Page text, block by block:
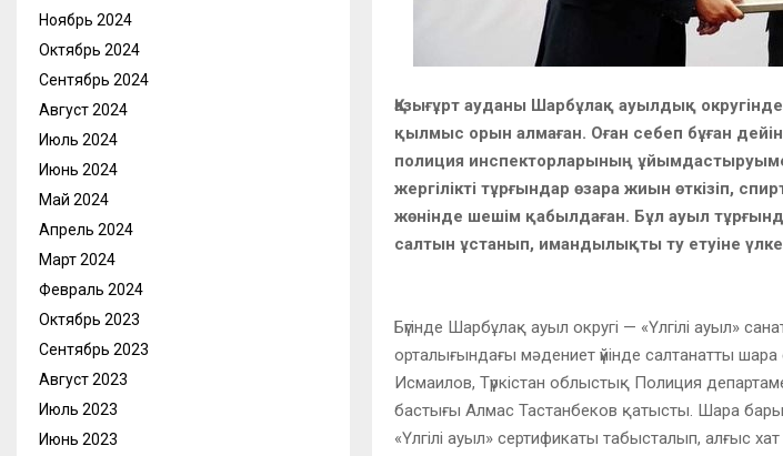
Қазығұрт ауданы Шарбұлақ ауылдық
қылмыс орын алмаған. Оған себеп бұған дейін
полиция инспекторларының
жергілікті тұрғындар өзара жиын өткізіп,
жөнінде шешім қабылдаған. Бұл ауыл
салтын ұстанып, имандылықты ту етуіне
Бүгінде Шарбұлақ ауыл округі — «Үлгілі ауыл»
орталығындағы мәдениет үйінде салтанатты шара
Исмаилов, Түркістан облыстық Полиция
бастығы Алмас Тастанбеков қатысты. Шара
«Үлгілі ауыл» сертификаты табысталып, алғыс хат
Ноябрь 2024
Октябрь 2024
Сентябрь 2024
Август 2024
Июль 2024
Июнь 2024
Май 2024
Апрель 2024
Март 2024
Февраль 2024
Октябрь 2023
Сентябрь 2023
Август 2023
Июль 2023
Июнь 2023